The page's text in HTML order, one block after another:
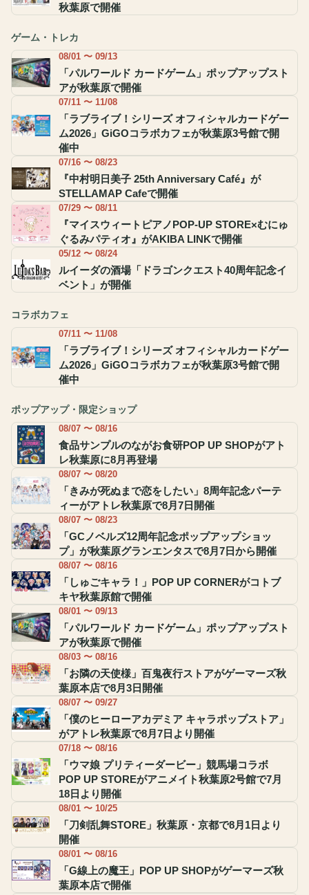
秋葉原で開催
ゲーム・トレカ
08/01 〜 09/13
「パルワールド カードゲーム」ポップアップスト
アが秋葉原で開催
07/11 〜 11/08
「ラブライブ！シリーズ オフィシャルカードゲー
ム2026」GiGOコラボカフェが秋葉原3号館で開
催中
07/16 〜 08/23
『中村明日美子 25th Anniversary Café』が
STELLAMAP Cafeで開催
07/29 〜 08/11
『マイスウィートピアノPOP-UP STORE×むにゅ
ぐるみパティオ』がAKIBA LINKで開催
05/12 〜 08/24
ルイーダの酒場「ドラゴンクエスト40周年記念イ
ベント」が開催
コラボカフェ
07/11 〜 11/08
「ラブライブ！シリーズ オフィシャルカードゲー
ム2026」GiGOコラボカフェが秋葉原3号館で開
催中
ポップアップ・限定ショップ
08/07 〜 08/16
食品サンプルのながお食研POP UP SHOPがアト
レ秋葉原に8月再登場
08/07 〜 08/20
「きみが死ぬまで恋をしたい」8周年記念パーテ
ィーがアトレ秋葉原で8月7日開催
08/07 〜 08/23
「GCノベルズ12周年記念ポップアップショッ
プ」が秋葉原グランエンタスで8月7日から開催
08/07 〜 08/16
「しゅごキャラ！」POP UP CORNERがコトブ
キヤ秋葉原館で開催
08/01 〜 09/13
「パルワールド カードゲーム」ポップアップスト
アが秋葉原で開催
08/03 〜 08/16
「お隣の天使様」百鬼夜行ストアがゲーマーズ秋
葉原本店で8月3日開催
08/07 〜 09/27
「僕のヒーローアカデミア キャラポップストア」
がアトレ秋葉原で8月7日より開催
07/18 〜 08/16
「ウマ娘 プリティーダービー」競馬場コラボ
POP UP STOREがアニメイト秋葉原2号館で7月
18日より開催
08/01 〜 10/25
「刀剣乱舞STORE」秋葉原・京都で8月1日より
開催
08/01 〜 08/16
「G線上の魔王」POP UP SHOPがゲーマーズ秋
葉原本店で開催